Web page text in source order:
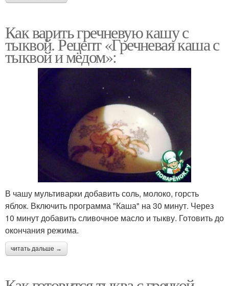
Как варить гречневую кашу с
тыквой. Рецепт «Гречневая каша с
тыквой и мёдом»:
В чашу мультиварки добавить соль, молоко, горсть
яблок. Включить программа "Каша" на 30 минут. Через
10 минут добавить сливочное масло и тыкву. Готовить до
окончания режима.
читать дальше →